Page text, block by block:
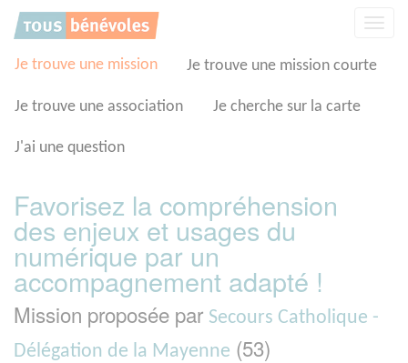
Je trouve une mission Je trouve une mission courte
Je trouve une association Je cherche sur la carte
J'ai une question
Favorisez la compréhension
des enjeux et usages du
numérique par un
accompagnement adapté !
Mission proposée par Secours Catholique -
Délégation de la Mayenne (53)
Panneau de gestion des cookies